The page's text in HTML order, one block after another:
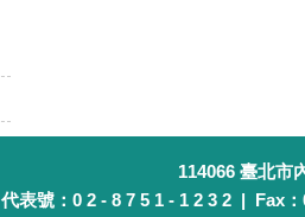
114066 臺北市
代表號：0 2 - 8 7 5 1 - 1 2 3 2 | Fax